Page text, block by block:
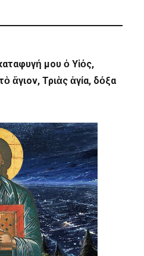
μου ὁ Υἱός,
ἅγιον, Τριὰς ἁγία, δόξα